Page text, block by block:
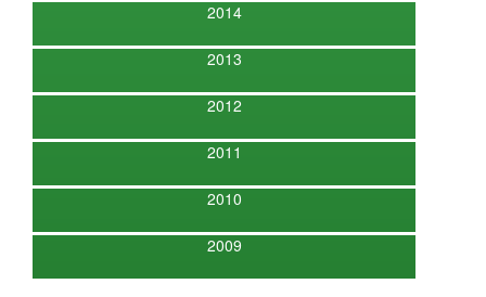
2014
2013
2012
2011
2010
2009